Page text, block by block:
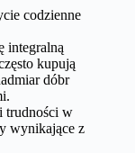
codzienne
integralną
kupują
dóbr
trudności w
wynikające z